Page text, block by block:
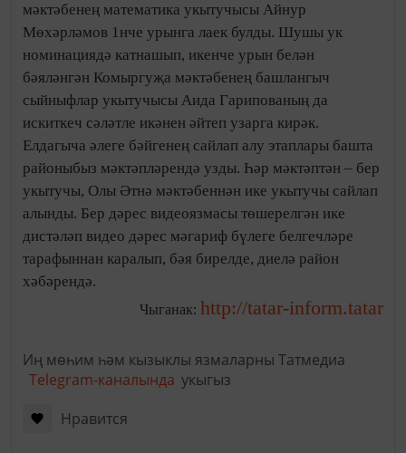
мәктәбенең математика укытучысы Айнур
Мөхәрләмов 1нче урынга лаек булды. Шушы ук
номинациядә катнашып, икенче урын белән
бәяләнгән Комыргуҗа мәктәбенең башлангыч
сыйныфлар укытучысы Аида Гарипованың да
искиткеч сәләтле икәнен әйтеп узарга кирәк.
Елдагыча әлеге бәйгенең сайлап алу этаплары башта
районыбыз мәктәпләрендә узды. Һәр мәктәптән – бер
укытучы, Олы Әтнә мәктәбеннән ике укытучы сайлап
алынды. Бер дәрес видеоязмасы төшерелгән ике
дистәләп видео дәрес мәгариф бүлеге белгечләре
тарафыннан каралып, бәя бирелде, диелә район
хәбәрендә.
Чыганак: http://tatar-inform.tatar
Иң мөһим һәм кызыклы язмаларны Татмедиа
Telegram-каналында укыгыз
Нравится